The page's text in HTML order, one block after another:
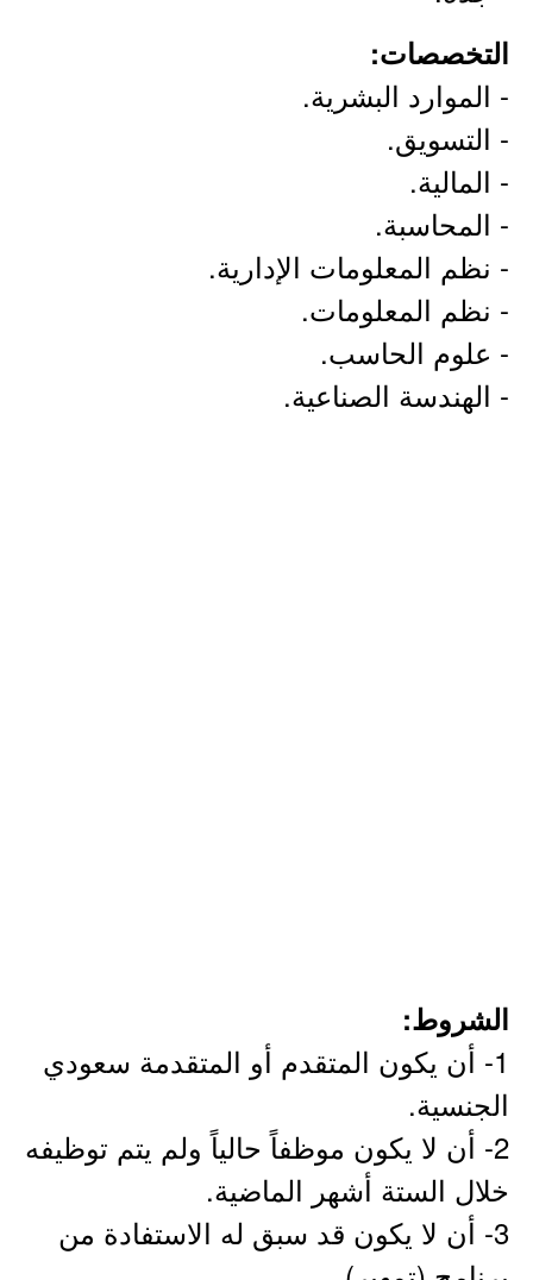
التخصصات:
- الموارد البشرية.
- التسويق.
- المالية.
- المحاسبة.
- نظم المعلومات الإدارية.
- نظم المعلومات.
- علوم الحاسب.
- الهندسة الصناعية.
الشروط:
1- أن يكون المتقدم أو المتقدمة سعودي
الجنسية.
2- أن لا يكون موظفاً حالياً ولم يتم توظيفه
خلال الستة أشهر الماضية.
3- أن لا يكون قد سبق له الاستفادة من